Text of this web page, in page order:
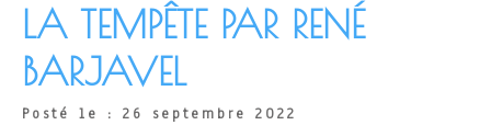
LA TEMPÊTE PAR RENÉ
BARJAVEL
Posté le : 26 septembre 2022